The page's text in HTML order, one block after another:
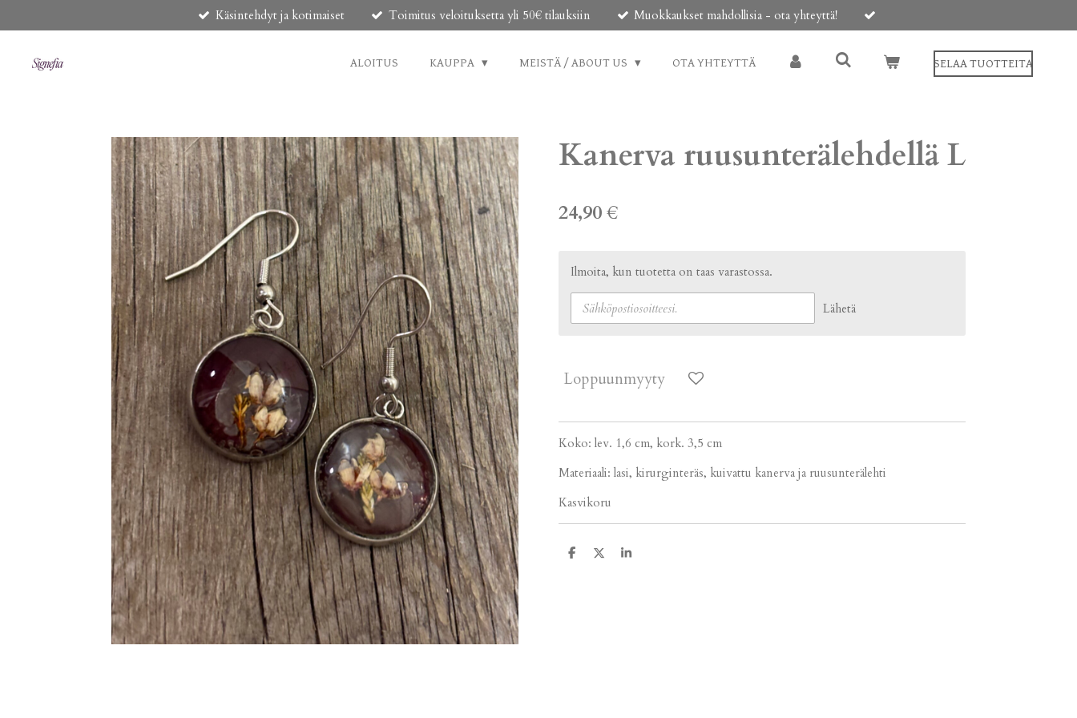
pääsisältöön
Käsintehdyt ja kotimaiset Toimitus veloituksetta yli 50€ tilauksiin Muokkaukset mahdollisia - ota yhteyttä!
ALOITUS KAUPPA MEISTÄ / ABOUT US OTA YHTEYTTÄ SELAA TUOTTEITA
Kanerva ruusunterälehdellä L
24,90 €
Ilmoita, kun tuotetta on taas varastossa.
Lähetä
Loppuunmyyty
Koko: lev. 1,6 cm, kork. 3,5 cm
Materiaali: lasi, kirurginteräs, kuivattu kanerva ja ruusunterälehti
Kasvikoru
J
J
J